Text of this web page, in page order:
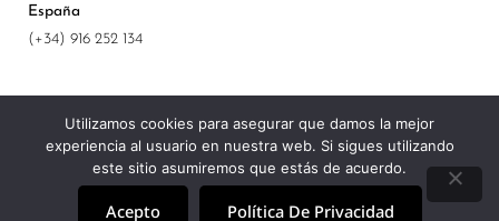
España
(+34) 916 252 134
©Royal Lis Spain 2024
Aviso Legal, Política de Privacidad y Cookies
Utilizamos cookies para asegurar que damos la mejor
experiencia al usuario en nuestra web. Si sigues utilizando
este sitio asumiremos que estás de acuerdo.
Acepto Política De Privacidad